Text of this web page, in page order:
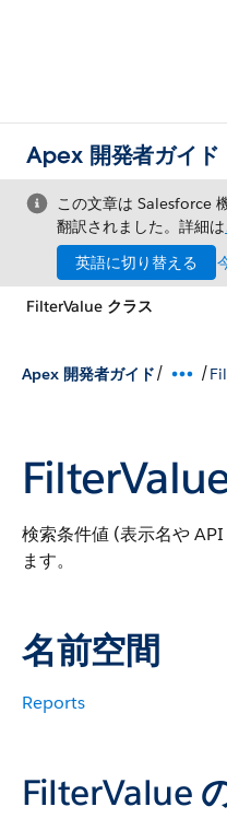
Apex 開発者ガイド
この文章は Salesforce
翻訳されました。詳細は
英語に切り替える
FilterValue クラス
Apex 開発者ガイド/ /
検索条件値 (表示名や
ます。
名前空間
Reports
FilterValue